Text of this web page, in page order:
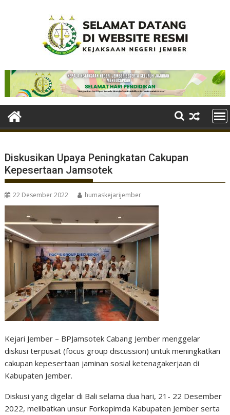
Diskusikan Upaya Peningkatan Cakupan
Kepesertaan Jamsotek
22 Desember 2022 humaskejarijember
Kejari Jember – BPJamsotek Cabang Jember menggelar
diskusi terpusat (focus group discussion) untuk meningkatkan
cakupan kepesertaan jaminan sosial ketenagakerjaan di
Kabupaten Jember.
Diskusi yang digelar di Bali selama dua hari, 21- 22 Desember
2022, melibatkan unsur Forkopimda Kabupaten Jember serta